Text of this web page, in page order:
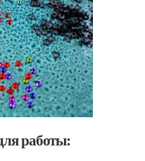
работы: